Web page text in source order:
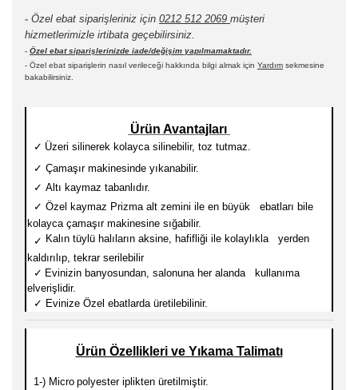
- Özel ebat siparişleriniz için 0212 512 2069 müşteri
hizmetlerimizle irtibata geçebilirsiniz.
- Özel ebat siparişlerinizde iade/değişim yapılmamaktadır.
- Özel ebat siparişlerin nasıl verileceği hakkında bilgi almak için Yardım sekmesine
bakabilirsiniz.
Ürün Avantajları
✓ Üzeri silinerek kolayca silinebilir, toz tutmaz.
✓ Çamaşır makinesinde yıkanabilir.
✓ Altı kaymaz tabanlıdır.
✓ Özel kaymaz Prizma alt zemini ile en büyük ebatları bile
kolayca çamaşır makinesine sığabilir.
✓ Kalın tüylü halıların aksine, hafifliği ile kolaylıkla yerden
kaldırılıp, tekrar serilebilir
✓ Evinizin banyosundan, salonuna her alanda kullanıma
elverişlidir.
✓ Evinize Özel ebatlarda üretilebilinir.
Ürün Özellikleri ve Yıkama Talimatı
1-) Micro polyester iplikten üretilmiştir.